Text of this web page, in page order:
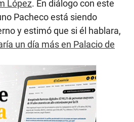
López. En diálogo con este
Pacheco está siendo
y estimó que si él hablara,
un día más en Palacio de